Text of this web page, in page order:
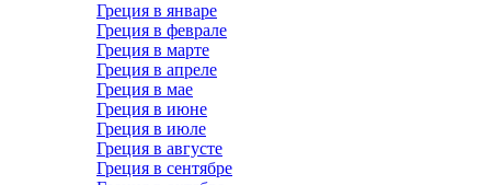
Греция в январе
Греция в феврале
Греция в марте
Греция в апреле
Греция в мае
Греция в июне
Греция в июле
Греция в августе
Греция в сентябре